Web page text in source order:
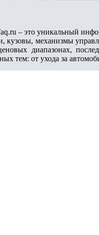
– это уникальный
кузовы, механизмы
диапазонах,
тем: от ухода за